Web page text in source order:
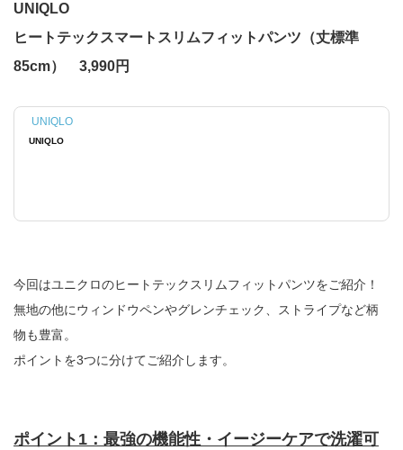
UNIQLO
ヒートテックスマートスリムフィットパンツ（丈標準
85cm） 3,990円
UNIQLO
UNIQLO
今回はユニクロのヒートテックスリムフィットパンツをご紹介！
無地の他にウィンドウペンやグレンチェック、ストライプなど柄
物も豊富。
ポイントを3つに分けてご紹介します。
ポイント1：最強の機能性・イージーケアで洗濯可